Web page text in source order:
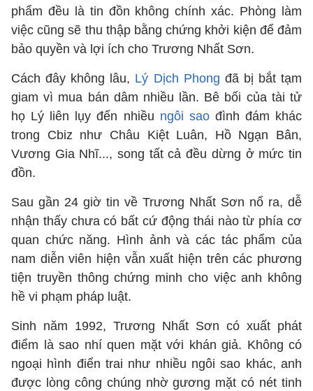
phẩm đều là tin đồn không chính xác. Phòng làm
việc cũng sẽ thu thập bằng chứng khởi kiện để đảm
bảo quyền và lợi ích cho Trương Nhất Sơn.
Cách đây không lâu, Lý Dịch Phong đã bị bắt tạm
giam vì mua bán dâm nhiều lần. Bê bối của tài tử
họ Lý liên lụy đến nhiều ngôi saođình đám khác
trong Cbiz như Châu Kiệt Luân, Hồ Ngạn Bân,
Vương Gia Nhĩ..., song tất cả đều dừng ở mức tin
đồn.
Sau gần 24 giờ tin về Trương Nhất Sơn nổ ra, dễ
nhận thấy chưa có bất cứ động thái nào từ phía cơ
quan chức năng. Hình ảnh và các tác phẩm của
nam diễn viên hiện vẫn xuất hiện trên các phương
tiện truyền thông chứng minh cho việc anh không
hề vi phạm pháp luật.
Sinh năm 1992, Trương Nhất Sơn có xuất phát
điểm là sao nhí quen mặt với khán giả. Không có
ngoại hình điển trai như nhiều ngôi sao khác, anh
được lòng công chúng nhờ gương mặt có nét tinh